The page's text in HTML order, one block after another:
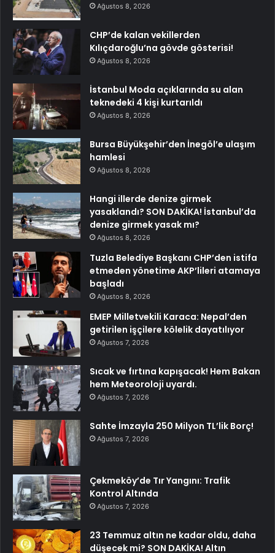
Ağustos 8, 2026
CHP’de kalan vekillerden
Kılıçdaroğlu’na gövde gösterisi!
Ağustos 8, 2026
İstanbul Moda açıklarında su alan
teknedeki 4 kişi kurtarıldı
Ağustos 8, 2026
Bursa Büyükşehir’den İnegöl’e ulaşım
hamlesi
Ağustos 8, 2026
Hangi illerde denize girmek
yasaklandı? SON DAKİKA! İstanbul’da
denize girmek yasak mı?
Ağustos 8, 2026
Tuzla Belediye Başkanı CHP’den istifa
etmeden yönetime AKP’lileri atamaya
başladı
Ağustos 8, 2026
EMEP Milletvekili Karaca: Nepal’den
getirilen işçilere kölelik dayatılıyor
Ağustos 7, 2026
Sıcak ve fırtına kapışacak! Hem Bakan
hem Meteoroloji uyardı.
Ağustos 7, 2026
Sahte İmzayla 250 Milyon TL’lik Borç!
Ağustos 7, 2026
Çekmeköy’de Tır Yangını: Trafik
Kontrol Altında
Ağustos 7, 2026
23 Temmuz altın ne kadar oldu, daha
düşecek mi? SON DAKİKA! Altın